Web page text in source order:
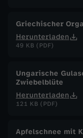
Griechischer
Herunterladen
49 KB (PDF)
Ungarische
Zwiebelblüte
Herunterladen
121 KB (PDF)
Apfelschnee mit